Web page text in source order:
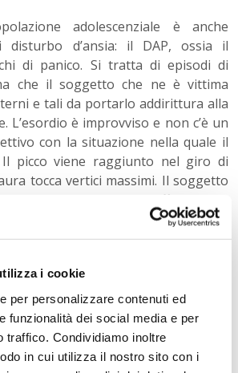
i cookie
per personalizzare contenuti ed
funzionalità dei social media e per
traffico. Condividiamo inoltre
in cui utilizza il nostro sito con i
adolescenziale è anche
disturbo d’ansia: il DAP, ossia il
di panico. Si tratta di episodi di
che il soggetto che ne è vittima
e tali da portarlo addirittura alla
L’esordio è improvviso e non c’è un
con la situazione nella quale il
picco viene raggiunto nel giro di
tocca vertici massimi. Il soggetto
il controllo, si sente soffocare, ha
e dolori al petto; il senso di nausea
come le vampate di calore o,
in cui si trova, anche se a lui
della vita quotidiana viene a tal
l’adolescente può mutare
vita: ad esempio, si rifiuta di andare
di uscire con gli amici. Ne derivano